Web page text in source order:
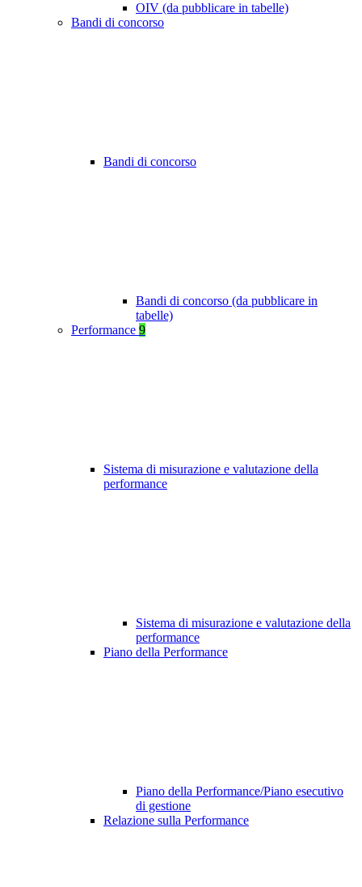
OIV (da pubblicare in tabelle)
Bandi di concorso
Bandi di concorso
Bandi di concorso (da pubblicare in
tabelle)
Performance 9
Sistema di misurazione e valutazione della
performance
Sistema di misurazione e valutazione della
performance
Piano della Performance
Piano della Performance/Piano esecutivo
di gestione
Relazione sulla Performance